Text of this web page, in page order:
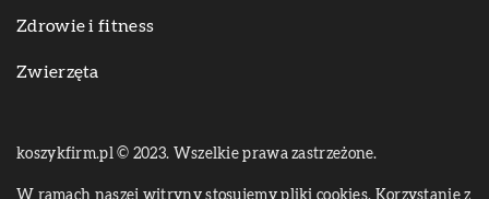
Zdrowie i fitness
Zwierzęta
koszykfirm.pl © 2023. Wszelkie prawa zastrzeżone.